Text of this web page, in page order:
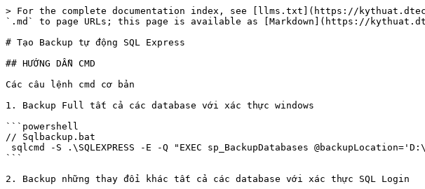
> For the complete documentation index, see [llms.txt](https://
`.md` to page URLs; this page is available as [Markdown](https://
# Tạo Backup tự động SQL Express
## HƯỚNG DẪN CMD
Các câu lệnh cmd cơ bản
1. Backup Full tất cả các database với xác thực windows
```powershell
// Sqlbackup.bat
```
2. Backup những thay đổi khác tất cả các database với xác thực SQL Login